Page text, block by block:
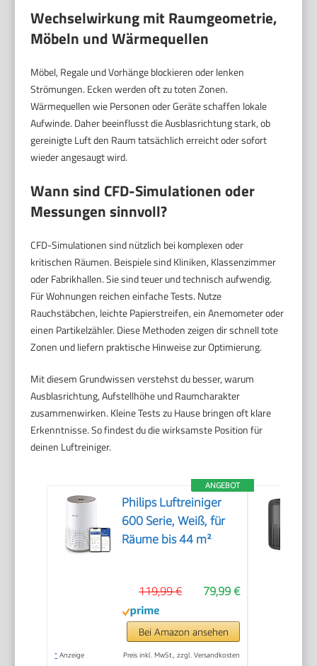
Wechselwirkung mit Raumgeometrie,
Möbeln und Wärmequellen
Möbel, Regale und Vorhänge blockieren oder lenken
Strömungen. Ecken werden oft zu toten Zonen.
Wärmequellen wie Personen oder Geräte schaffen lokale
Aufwinde. Daher beeinflusst die Ausblasrichtung stark, ob
gereinigte Luft den Raum tatsächlich erreicht oder sofort
wieder angesaugt wird.
Wann sind CFD-Simulationen oder
Messungen sinnvoll?
CFD-Simulationen sind nützlich bei komplexen oder
kritischen Räumen. Beispiele sind Kliniken, Klassenzimmer
oder Fabrikhallen. Sie sind teuer und technisch aufwendig.
Für Wohnungen reichen einfache Tests. Nutze
Rauchstäbchen, leichte Papierstreifen, ein Anemometer oder
einen Partikelzähler. Diese Methoden zeigen dir schnell tote
Zonen und liefern praktische Hinweise zur Optimierung.
Mit diesem Grundwissen verstehst du besser, warum
Ausblasrichtung, Aufstellhöhe und Raumcharakter
zusammenwirken. Kleine Tests zu Hause bringen oft klare
Erkenntnisse. So findest du die wirksamste Position für
deinen Luftreiniger.
ANGEBOT
Philips Luftreiniger
600 Serie, Weiß, für
Räume bis 44 m²
79,99 €
119,99 €
Bei Amazon ansehen
* Anzeige Preis inkl. MwSt., zzgl. Versandkosten